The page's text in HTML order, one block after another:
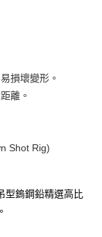
銀行
銀行
銀行
銀行
損壞變形。
離。
Shot Rig)
型鎢鋼鉛精選高比